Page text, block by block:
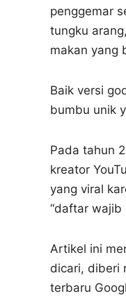
penggemar
tungku
makan yang
Baik versi
bumbu unik
Pada tahun
kreator
yang viral
“daftar wajib
Artikel ini
dicari, diberi
terbaru